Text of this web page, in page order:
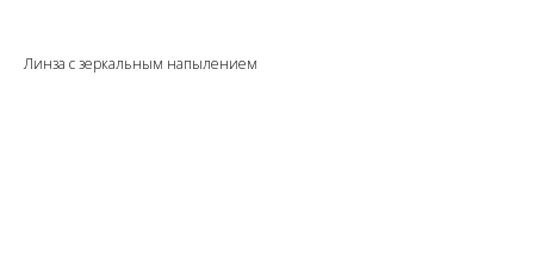
Линза с зеркальным напылением